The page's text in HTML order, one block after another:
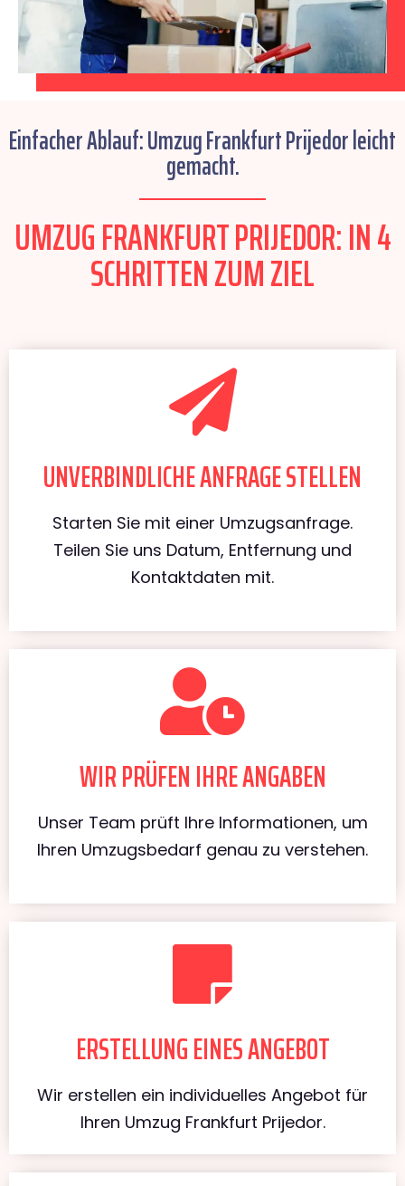
Einfacher Ablauf: Umzug Frankfurt Prijedor leicht
gemacht.
UMZUG FRANKFURT PRIJEDOR: IN 4
SCHRITTEN ZUM ZIEL
UNVERBINDLICHE ANFRAGE STELLEN
Starten Sie mit einer Umzugsanfrage.
Teilen Sie uns Datum, Entfernung und
Kontaktdaten mit.
WIR PRÜFEN IHRE ANGABEN
Unser Team prüft Ihre Informationen, um
Ihren Umzugsbedarf genau zu verstehen.
ERSTELLUNG EINES ANGEBOT
Wir erstellen ein individuelles Angebot für
Ihren Umzug Frankfurt Prijedor.